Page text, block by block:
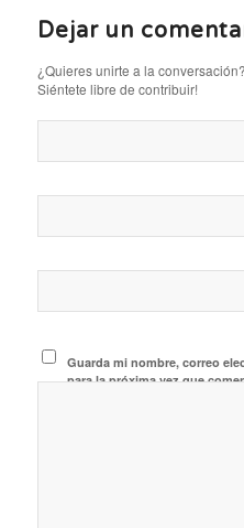
Dejar un
¿Quieres unirte a la conversación?
Siéntete libre de contribuir!
Guarda mi nombre, correo
para la próxima vez que